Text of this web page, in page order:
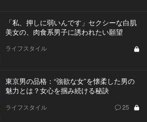
「私、押しに弱いんです」セクシーな白肌
美女の、肉食系男子に誘われたい願望
ライフスタイル
東京男の品格：“強欲な女”を懐柔した男の
魅力とは？女心を掴み続ける秘訣
ライフスタイル 25